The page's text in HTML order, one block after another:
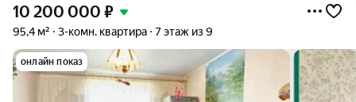
10 200 000 ₽
95,4 м² 3-комн. квартира 7 этаж из 9
онлайн показ